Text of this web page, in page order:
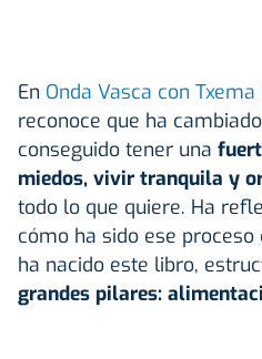
En Onda Vasca con
reconoce que ha
conseguido tener una
miedos, vivir tranquila y
todo lo que quiere. Ha
cómo ha sido ese
ha nacido este libro,
grandes pilares: